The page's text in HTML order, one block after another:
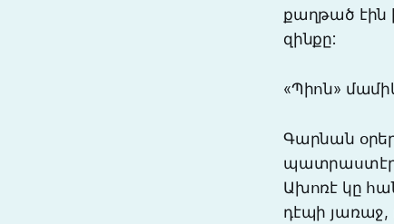
քաղթած էին
զինքը:
«Պիոն»
Գարնան
պատրաստէր
Ախոռէ կը
դէպի յառաջ,